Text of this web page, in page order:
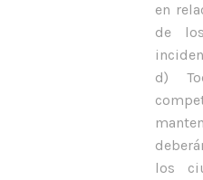
en
de
d)
los